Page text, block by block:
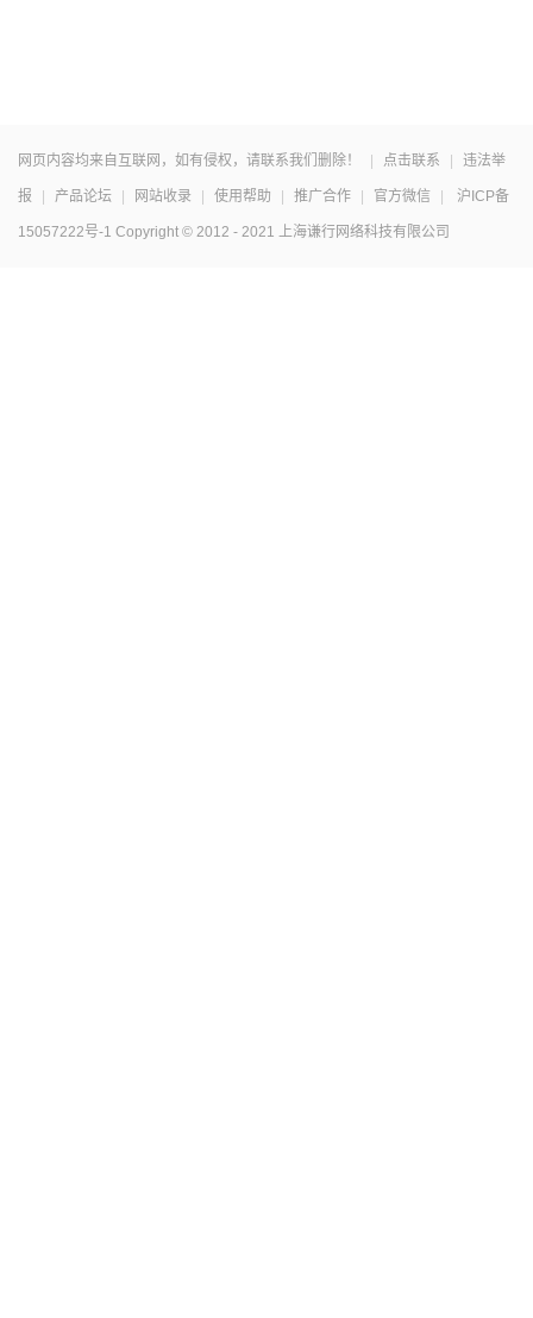
网页内容均来自互联网，如有侵权，请联系我们删除！ 点击联系 违法举
报 产品论坛 网站收录 使用帮助 推广合作 官方微信 沪ICP备
15057222号-1 Copyright © 2012 - 2021 上海谦行网络科技有限公司